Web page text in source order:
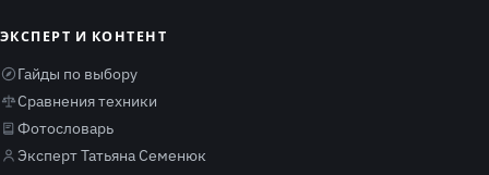
ЭКСПЕРТ И КОНТЕНТ
Гайды по выбору
Сравнения техники
Фотословарь
Эксперт Татьяна Семенюк